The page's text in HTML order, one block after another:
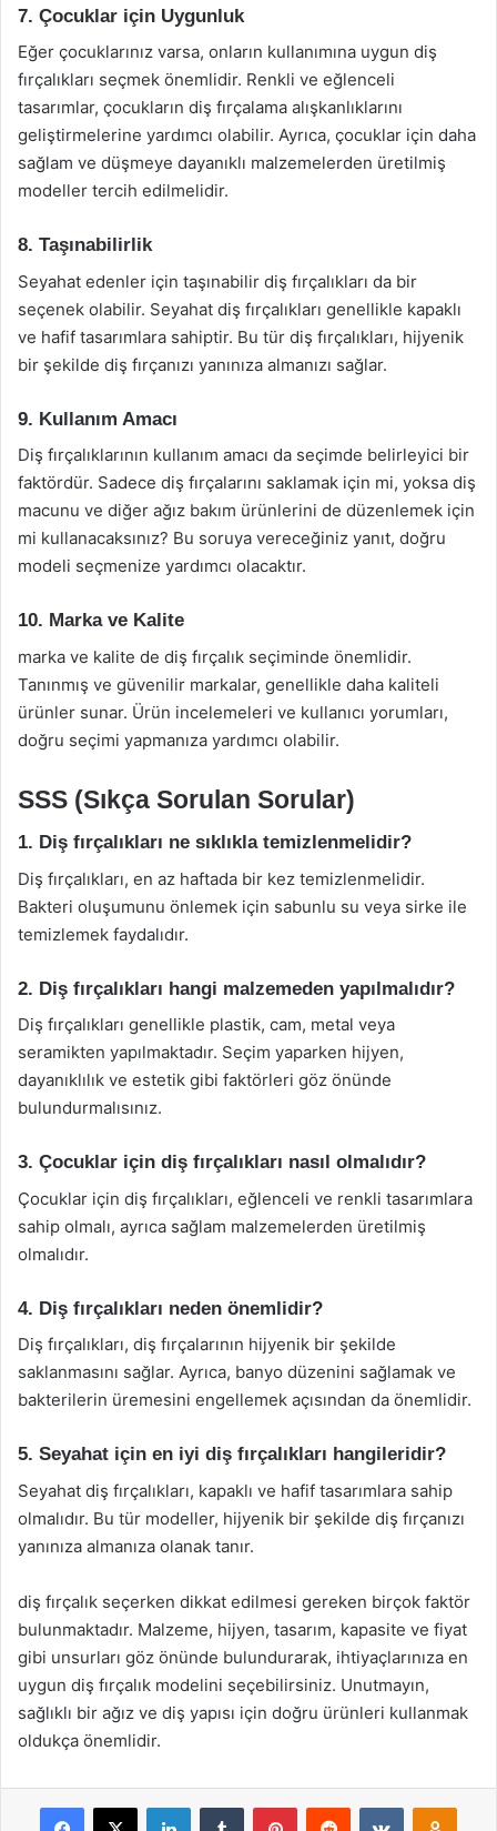
7. Çocuklar için Uygunluk
Eğer çocuklarınız varsa, onların kullanımına uygun diş
fırçalıkları seçmek önemlidir. Renkli ve eğlenceli
tasarımlar, çocukların diş fırçalama alışkanlıklarını
geliştirmelerine yardımcı olabilir. Ayrıca, çocuklar için daha
sağlam ve düşmeye dayanıklı malzemelerden üretilmiş
modeller tercih edilmelidir.
8. Taşınabilirlik
Seyahat edenler için taşınabilir diş fırçalıkları da bir
seçenek olabilir. Seyahat diş fırçalıkları genellikle kapaklı
ve hafif tasarımlara sahiptir. Bu tür diş fırçalıkları, hijyenik
bir şekilde diş fırçanızı yanınıza almanızı sağlar.
9. Kullanım Amacı
Diş fırçalıklarının kullanım amacı da seçimde belirleyici bir
faktördür. Sadece diş fırçalarını saklamak için mi, yoksa diş
macunu ve diğer ağız bakım ürünlerini de düzenlemek için
mi kullanacaksınız? Bu soruya vereceğiniz yanıt, doğru
modeli seçmenize yardımcı olacaktır.
10. Marka ve Kalite
marka ve kalite de diş fırçalık seçiminde önemlidir.
Tanınmış ve güvenilir markalar, genellikle daha kaliteli
ürünler sunar. Ürün incelemeleri ve kullanıcı yorumları,
doğru seçimi yapmanıza yardımcı olabilir.
SSS (Sıkça Sorulan Sorular)
1. Diş fırçalıkları ne sıklıkla temizlenmelidir?
Diş fırçalıkları, en az haftada bir kez temizlenmelidir.
Bakteri oluşumunu önlemek için sabunlu su veya sirke ile
temizlemek faydalıdır.
2. Diş fırçalıkları hangi malzemeden yapılmalıdır?
Diş fırçalıkları genellikle plastik, cam, metal veya
seramikten yapılmaktadır. Seçim yaparken hijyen,
dayanıklılık ve estetik gibi faktörleri göz önünde
bulundurmalısınız.
3. Çocuklar için diş fırçalıkları nasıl olmalıdır?
Çocuklar için diş fırçalıkları, eğlenceli ve renkli tasarımlara
sahip olmalı, ayrıca sağlam malzemelerden üretilmiş
olmalıdır.
4. Diş fırçalıkları neden önemlidir?
Diş fırçalıkları, diş fırçalarının hijyenik bir şekilde
saklanmasını sağlar. Ayrıca, banyo düzenini sağlamak ve
bakterilerin üremesini engellemek açısından da önemlidir.
5. Seyahat için en iyi diş fırçalıkları hangileridir?
Seyahat diş fırçalıkları, kapaklı ve hafif tasarımlara sahip
olmalıdır. Bu tür modeller, hijyenik bir şekilde diş fırçanızı
yanınıza almanıza olanak tanır.
diş fırçalık seçerken dikkat edilmesi gereken birçok faktör
bulunmaktadır. Malzeme, hijyen, tasarım, kapasite ve fiyat
gibi unsurları göz önünde bulundurarak, ihtiyaçlarınıza en
uygun diş fırçalık modelini seçebilirsiniz. Unutmayın,
sağlıklı bir ağız ve diş yapısı için doğru ürünleri kullanmak
oldukça önemlidir.
Facebook
X LinkedInTumblr PinterestReddit VKontakte